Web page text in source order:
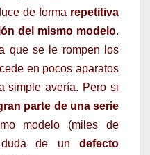
de forma repetitiva
del mismo modelo.
que se le rompen los
en pocos aparatos
simple avería. Pero si
parte de una serie
modelo (miles de
duda de un defecto